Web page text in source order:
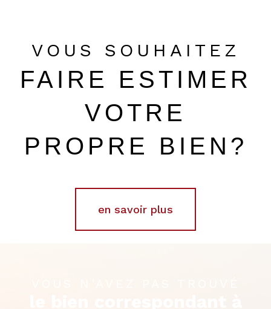
VOUS SOUHAITEZ
FAIRE ESTIMER
VOTRE
PROPRE BIEN?
en savoir plus